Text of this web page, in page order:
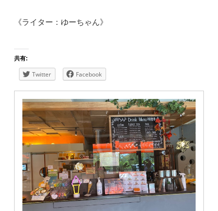
《ライター：ゆーちゃん》
共有:
Twitter Facebook